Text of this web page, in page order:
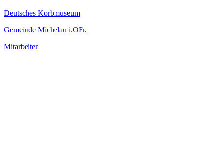
Deutsches Korbmuseum
Gemeinde Michelau i.OFr.
Mitarbeiter